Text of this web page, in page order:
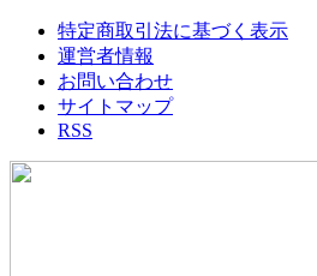
特定商取引法に基づく表示
運営者情報
お問い合わせ
サイトマップ
RSS